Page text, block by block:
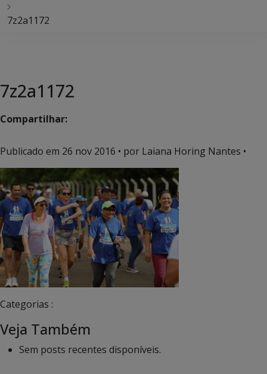
7z2a1172
7z2a1172
Compartilhar:
Publicado em 26 nov 2016 • por Laiana Horing Nantes •
Categorias :
Veja Também
Sem posts recentes disponíveis.